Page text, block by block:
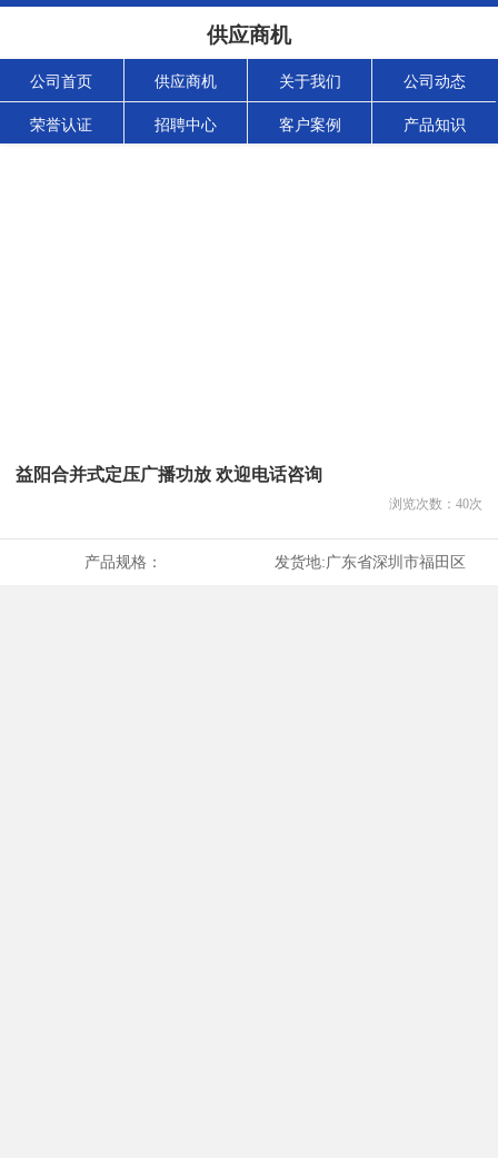
供应商机
公司首页 供应商机 关于我们 公司动态
荣誉认证 招聘中心 客户案例 产品知识
益阳合并式定压广播功放 欢迎电话咨询
浏览次数： 40次
产品规格： 发货地:广东省深圳市福田区